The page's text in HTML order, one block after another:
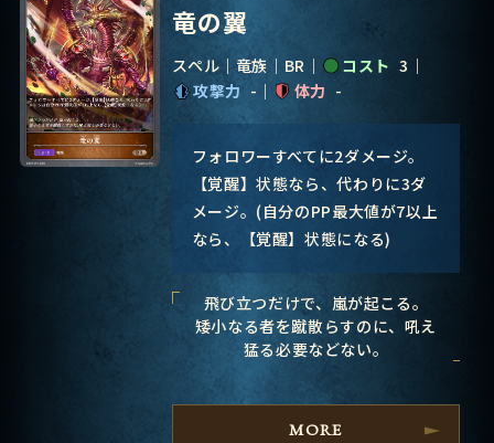
竜の翼
スペル 竜族 BR コスト 3
攻撃力 - 体力 -
フォロワーすべてに2ダメージ。
【覚醒】状態なら、代わりに3ダ
メージ。(自分のPP最大値が7以上
なら、【覚醒】状態になる)
飛び立つだけで、嵐が起こる。
矮小なる者を蹴散らすのに、吼え
猛る必要などない。
MORE